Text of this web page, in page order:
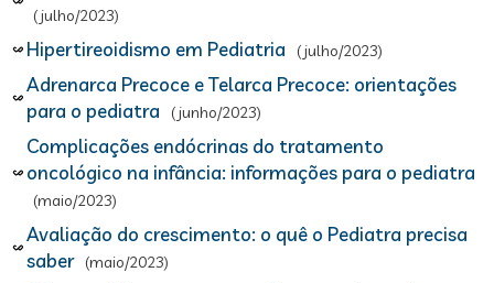
(julho/2023)
Hipertireoidismo em Pediatria (julho/2023)
Adrenarca Precoce e Telarca Precoce: orientações
para o pediatra
(junho/2023)
Complicações endócrinas do tratamento
oncológico na infância: informações para o pediatra
(maio/2023)
Avaliação do crescimento: o quê o Pediatra precisa
saber
(maio/2023)